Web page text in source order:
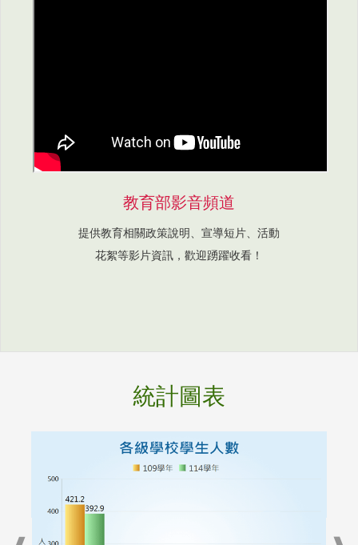
教育部影音頻道
提供教育相關政策說明、宣導短片、活動
花絮等影片資訊，歡迎踴躍收看！
統計圖表